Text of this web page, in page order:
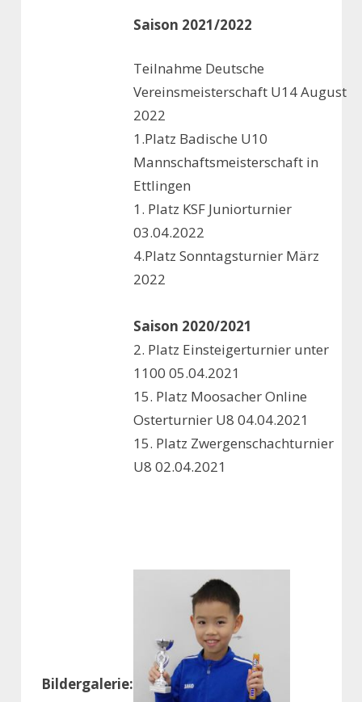
Saison 2021/2022
Teilnahme Deutsche
Vereinsmeisterschaft U14 August
2022
1.Platz Badische U10
Mannschaftsmeisterschaft in
Ettlingen
1. Platz KSF Juniorturnier
03.04.2022
4.Platz Sonntagsturnier März
2022
Saison 2020/2021
2. Platz Einsteigerturnier unter
1100 05.04.2021
15. Platz Moosacher Online
Osterturnier U8 04.04.2021
15. Platz Zwergenschachturnier
U8 02.04.2021
Bildergalerie: